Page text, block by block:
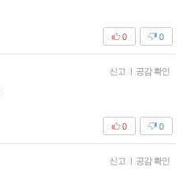
0
0
신고 | 공감 확인
0
0
신고 | 공감 확인